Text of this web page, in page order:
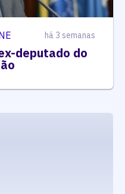
há 3 semanas
deputado do